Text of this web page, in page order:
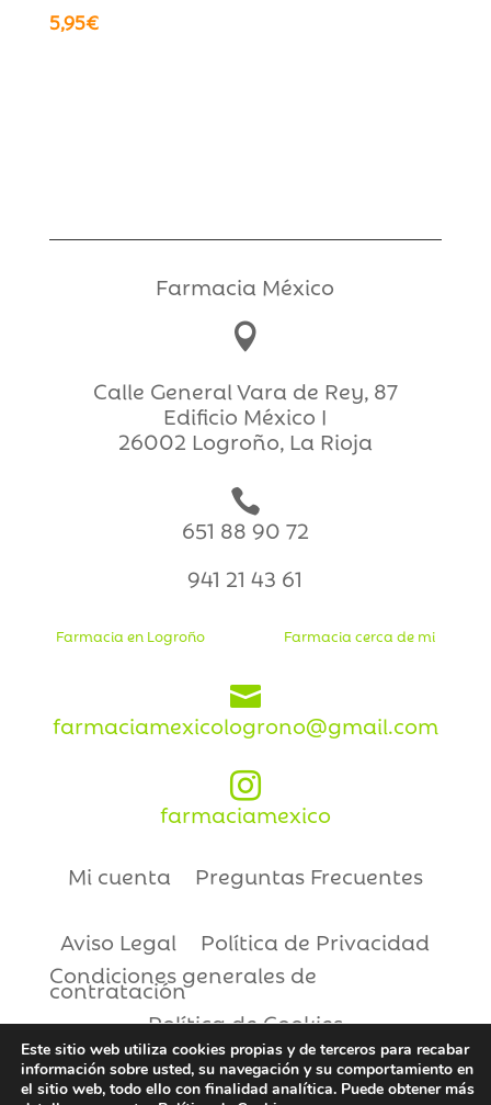
5,95€
Farmacia México

Calle General Vara de Rey, 87
Edificio México I
26002 Logroño, La Rioja

651 88 90 72
941 21 43 61
Farmacia en Logroño Farmacia cerca de mi

farmaciamexicologrono@gmail.com

farmaciamexico
Mi cuenta Preguntas Frecuentes
Aviso Legal
Política de Privacidad
Condiciones generales de
contratación
Política de Cookies
Copyright © 2021 | Farmacia México
Este sitio web utiliza cookies propias y de terceros para recabar
información sobre usted, su navegación y su comportamiento en
el sitio web, todo ello con finalidad analítica. Puede obtener más